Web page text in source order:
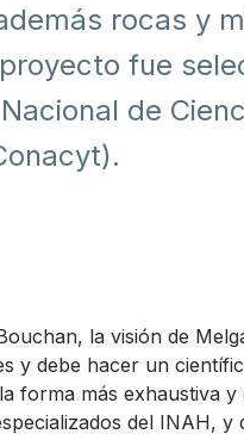
rocas y
fue
de
la visión de
y debe hacer un
forma más exhaustiva y
del INAH, y